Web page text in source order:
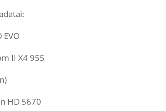
EVO
II X4 955
HD 5670